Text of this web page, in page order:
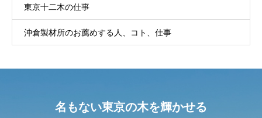
東京十二木の仕事
沖倉製材所のお薦めする人、コト、仕事
名もない東京の木を輝かせる